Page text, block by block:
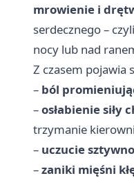
mrowienie i
serdecznego –
nocy lub nad
Z czasem pojawia
– ból
–osłabienie siły
trzymanie
– uczucie
–zaniki mięśni